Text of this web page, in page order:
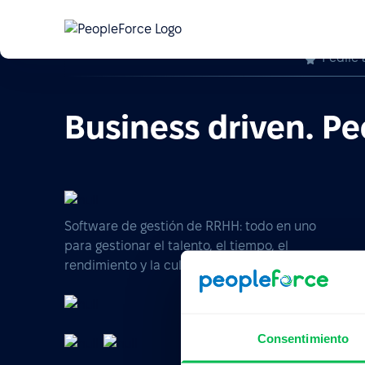
Consentimiento
Pedile
Business driven.
Software de gestión de RRHH: todo en uno
para gestionar el talento, el tiempo, el
rendimiento y la cultura de tu empresa.